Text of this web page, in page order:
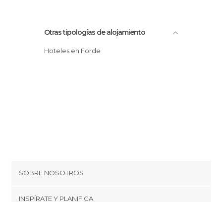
Otras tipologías de alojamiento
Hoteles en Forde
SOBRE NOSOTROS
Cookies
INSPÍRATE Y PLANIFICA